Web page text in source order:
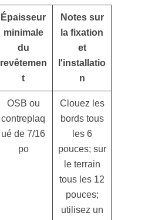
Épaisseur
minimale
du
revêtemen
t
Notes sur
la fixation
et
l'installatio
n
OSB ou
contreplaq
ué de 7/16
po
Clouez les
bords tous
les 6
pouces; sur
le terrain
tous les 12
pouces;
utilisez un